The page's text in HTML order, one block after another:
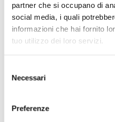
partner che si occupano di
social media, i quali
informazioni che hai fornito
tuo utilizzo dei loro servizi.
delNecessari
Preferenze
Ha pubblicato